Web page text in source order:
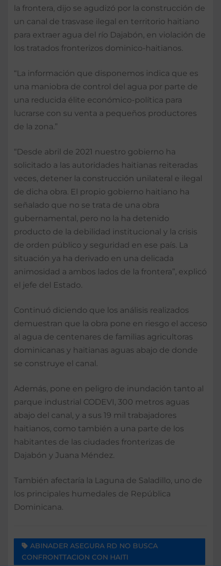
la frontera, dijo se agudizó por la construcción de
un canal de trasvase ilegal en territorio haitiano
para extraer agua del río Dajabón, en violación de
los tratados fronterizos dominico-haitianos.
“La información que disponemos indica que es
una maniobra de control del agua por parte de
una reducida élite económico-política para
lucrarse con su venta a pequeños productores
de la zona.”
“Desde abril de 2021 nuestro gobierno ha
solicitado a las autoridades haitianas reiteradas
veces, detener la construcción unilateral e ilegal
de dicha obra. El propio gobierno haitiano ha
señalado que no se trata de una obra
gubernamental, pero no la ha detenido
producto de la debilidad institucional y la crisis
de orden público y seguridad en ese país. La
situación ya ha derivado en una delicada
animosidad a ambos lados de la frontera”, explicó
el jefe del Estado.
Continuó diciendo que los análisis realizados
demuestran que la obra pone en riesgo el acceso
al agua de centenares de familias agricultoras
dominicanas y haitianas aguas abajo de donde
se construye el canal.
Además, pone en peligro de inundación tanto al
parque industrial CODEVI, 300 metros aguas
abajo del canal, y a sus 19 mil trabajadores
haitianos, como también a una parte de los
habitantes de las ciudades fronterizas de
Dajabón y Juana Méndez.
También afectaría la Laguna de Saladillo, uno de
los principales humedales de República
Dominicana.
ABINADER ASEGURA RD NO BUSCA
CONFRONTTACION CON HAITI